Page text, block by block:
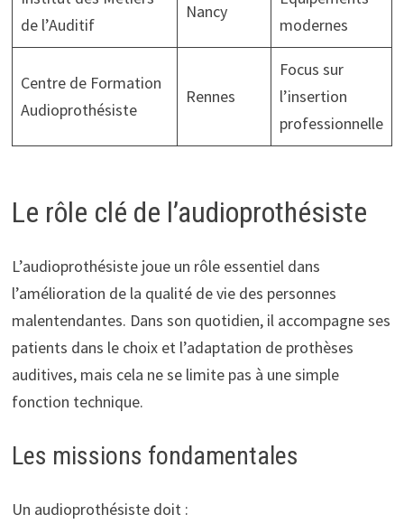
de l’Auditif
Nancy
modernes
Centre de Formation
Audioprothésiste
Rennes
Focus sur
l’insertion
professionnelle
Le rôle clé de l’audioprothésiste
L’audioprothésiste joue un rôle essentiel dans
l’amélioration de la qualité de vie des personnes
malentendantes. Dans son quotidien, il accompagne ses
patients dans le choix et l’adaptation de prothèses
auditives, mais cela ne se limite pas à une simple
fonction technique.
Les missions fondamentales
Un audioprothésiste doit :